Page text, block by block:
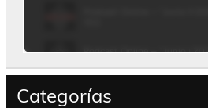
Categorías